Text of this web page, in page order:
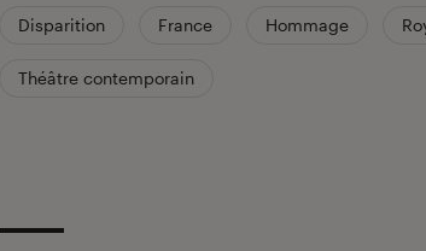
Disparition France Hommage
Théâtre contemporain